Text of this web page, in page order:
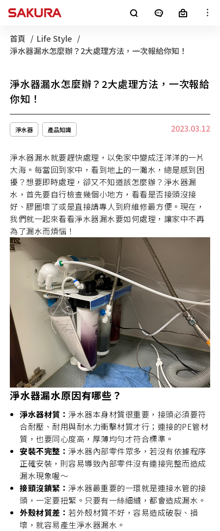
廚房電器 淨水器
整體廚房 全屋裝修
SAKURA+ 進口廚電
銷售通路
客戶服務
最新消息
LifeStyle
影音專區
主題企劃
SAKURA AWARDS
首頁
Life Style
目前頁面：
淨水器漏水怎麼辦？2大處理方法，一次報給你知！
淨水器漏水怎麼辦？2大處理方法，一次報給
你知！
淨水器 產品知識 2023.03.12
淨水器漏水就要趕快處理，以免家中變成汪洋洋的一片
大海。每當回到家中，看到地上的一灘水，總是感到困
擾？想要即時處理，卻又不知道該怎麼辦？淨水器漏
水，首先要自行檢查幾個小地方，看看是否接頭沒接
好、膠圈壞了或是直接請專人到府維修最方便。現在，
我們就一起來看看淨水器漏水要如何處理，讓家中不再
為了漏水而煩惱！
淨水器漏水原因有哪些？
淨水器材質： 淨水器本身材質很重要，接頭必須要符
合耐壓、耐用與耐水力衝擊材質才行；連接的PE管材
質，也要同心度高，厚薄均勻才符合標準。
安裝不完整： 淨水器內部零件眾多，若沒有依據程序
正確安裝，則容易導致內部零件沒有連接完整而造成
漏水現象喔～
接頭沒鎖緊： 淨水器最重要的一環就是連接水管的接
頭，一定要扭緊。只要有一絲細縫，都會造成漏水。
外殼材質差： 若外殼材質不好，容易造成破裂、損
壞，就容易產生淨水器漏水。